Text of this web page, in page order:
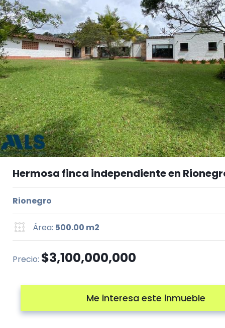
Hermosa finca independiente en
Rionegro
Área: 500.00 m2
Precio: $3,100,000,000
Me interesa este inmueble